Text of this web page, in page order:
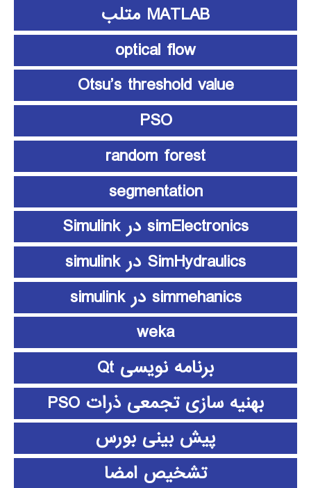
MATLAB متلب
optical flow
Otsu’s threshold value
PSO
random forest
segmentation
simElectronics در Simulink
SimHydraulics در simulink
simmehanics در simulink
weka
برنامه نویسی Qt
بهنیه سازی تجمعی ذرات PSO
پیش بینی بورس
تشخیص امضا